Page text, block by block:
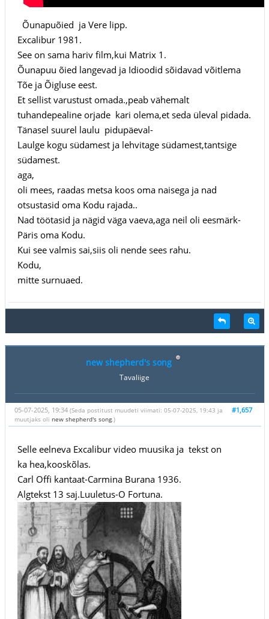
Õunapuõied ja Vere lipp.
Excalibur 1981.
See on sama hariv film,kui Matrix 1.
Õunapuu õied langevad ja Idioodid sõidavad võitlema
Tõe ja Õigluse eest.
Et sellist varustust omada.,peab vähemalt
tuhandepealine orjade kari olema,et seda üleval pidada.
Tänasel suurel laulu pidupäeval-
Laulge kogu südamest ja lehvitage südamest,tantsige
südamest.
aga,
oli mees, raadas metsa koos oma naisega ja nad
otsustasid oma Kodu rajada..
Nad töötasid ja nägid väga vaeva,aga neil oli eesmärk-
Päris oma Kodu.
Kui see valmis sai,siis oli nende sees rahu.
Kodu,
mitte surnuaed.
new shepherd's song
Tavaliige
#1,657
05-07-2025, 19:34 (Seda postitust muudeti viimati: 05-07-2025, 19:43 ja
muutjaks oli new shepherd's song.)
Selle eelneva Excalibur video muusika ja tekst on
ka hea,kooskõlas.
Carl Offi kantaat-Carmina Burana 1936.
Algtekst 13 saj.Luuletus-O Fortuna.